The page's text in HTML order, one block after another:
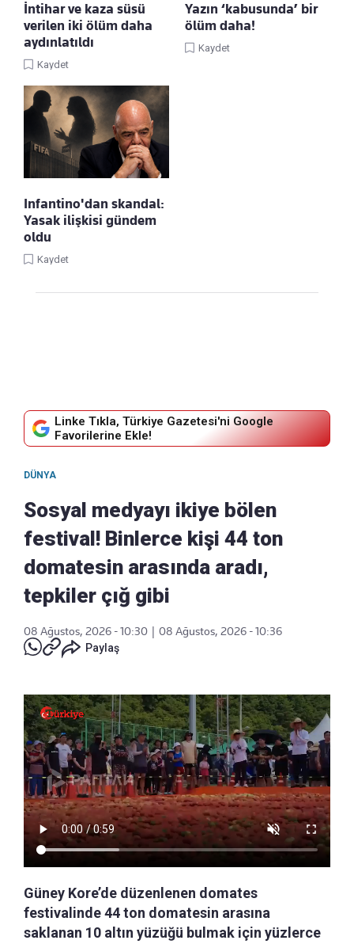
İntihar ve kaza süsü
verilen iki ölüm daha
aydınlatıldı
Kaydet
Yazın ‘kabusunda’ bir
ölüm daha!
Kaydet
Infantino'dan skandal:
Yasak ilişkisi gündem
oldu
Kaydet
Linke Tıkla, Türkiye Gazetesi'ni Google
Favorilerine Ekle!
DÜNYA
Sosyal medyayı ikiye bölen
festival! Binlerce kişi 44 ton
domatesin arasında aradı,
tepkiler çığ gibi
08 Ağustos, 2026 - 10:30
08 Ağustos, 2026 - 10:36
Paylaş
Güney Kore’de düzenlenen domates
festivalinde 44 ton domatesin arasına
saklanan 10 altın yüzüğü bulmak için yüzlerce